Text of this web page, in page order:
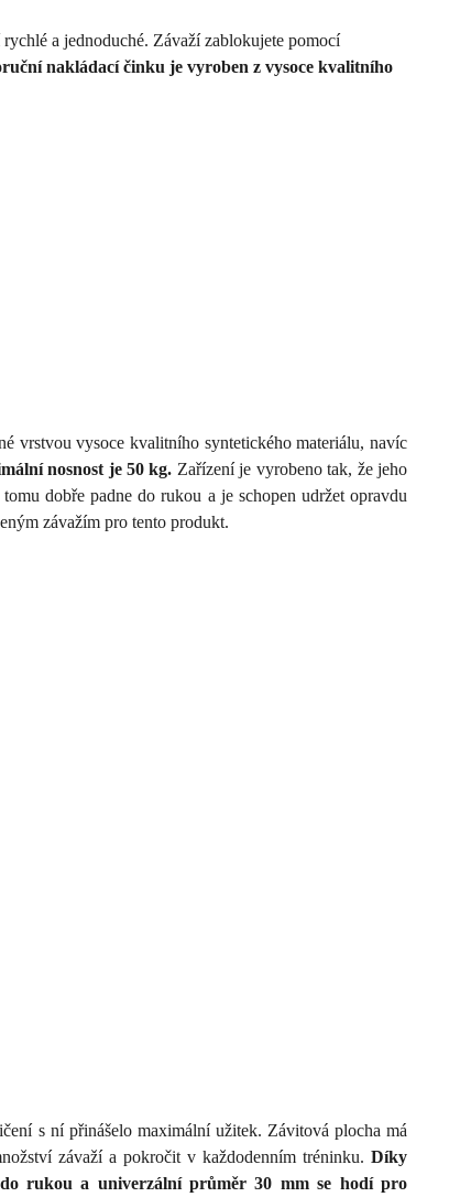
a jednoduché. Závaží zablokujete pomocí
nakládací činku je vyroben z vysoce kvalitního
vrstvou vysoce kvalitního syntetického materiálu, navíc
nosnost je 50 kg. Zařízení je vyrobeno tak, že jeho
dobře padne do rukou a je schopen udržet opravdu
závažím pro tento produkt.
s ní přinášelo maximální užitek. Závitová plocha má
závaží a pokročit v každodenním tréninku. Díky
rukou a univerzální průměr 30 mm se hodí pro